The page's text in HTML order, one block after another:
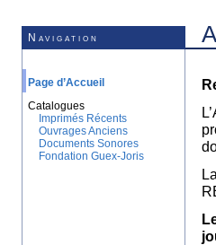
Navigation
Page d’Accueil
Catalogues
Imprimés Récents
Ouvrages Anciens
Documents Sonores
Fondation Guex-Joris